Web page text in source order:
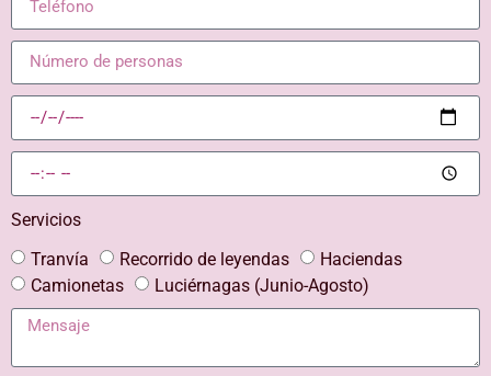
Servicios
Tranvía
Recorrido de leyendas
Haciendas
Camionetas
Luciérnagas (Junio-Agosto)